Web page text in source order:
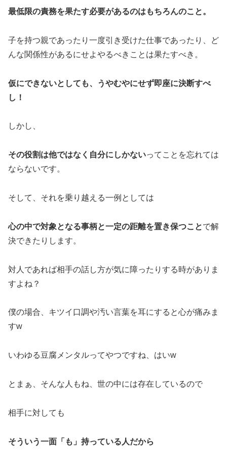
最低限の責務を果たす必要があるのはもちろんのこと。
子を持つ親であったり一度引き受けた仕事であったり、ど
んな関係性があるにせよやるべきことは果たすべき。
仮にできないとしても、うやむやにせず即座に決断すべ
し！
しかし、
その役割は他ではなく自分にしかないってことを忘れては
ならないです。
そして、それを乗り越える一例としては
心の中で対象となる事柄と一定の距離を置き保つことで解
決できたりします。
対人であれば相手の話し方が気に障ったりする時がありま
すよね？
僕の場合、キツイ口調や汚い言葉を耳にすると心が痛みま
すw
いわゆる豆腐メンタルってやつですね、はいw
とまぁ、そんな人もね、世の中には存在しているので
相手に対しても
そういう一面「も」持っている人だから